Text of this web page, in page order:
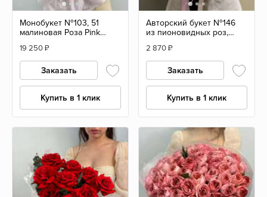
Монобукет №103, 51
малиновая Роза Pink
19 250₽
Заказать
Купить в 1 клик
Авторский букет №146
из пионовидных роз,
диантусов
2 870₽
Заказать
Купить в 1 клик